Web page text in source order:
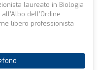
laureato in Biologia
dell’Ordine
libero professionista